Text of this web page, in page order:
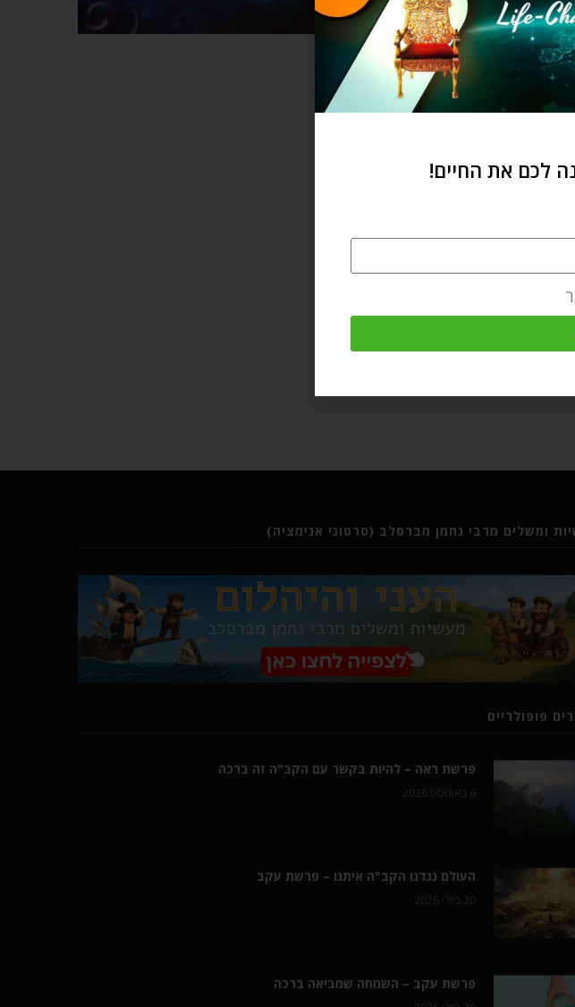
ומשלים מרבי נחמן מברסלב (סרטוני אנימציה)
פופולריים
פרשת ראה – להיות בקשר עם הקב"ה זה ברכה
העולם נגדנו הקב"ה איתנו – פרשת עקב
פרשת עקב – השמחה שמביאה ברכה
לכם את החיים!